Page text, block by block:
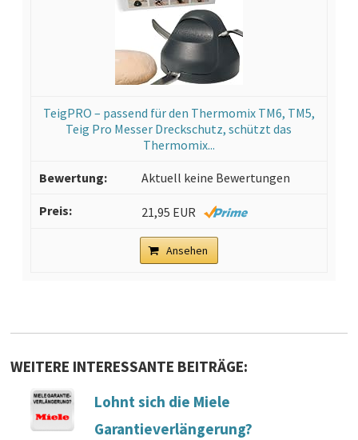
TeigPRO – passend für den Thermomix TM6, TM5,
Teig Pro Messer Dreckschutz, schützt das
Thermomix...
Aktuell keine Bewertungen
21,95 EUR
Ansehen
WEITERE INTERESSANTE BEITRÄGE:
Lohnt sich die Miele
Garantieverlängerung?